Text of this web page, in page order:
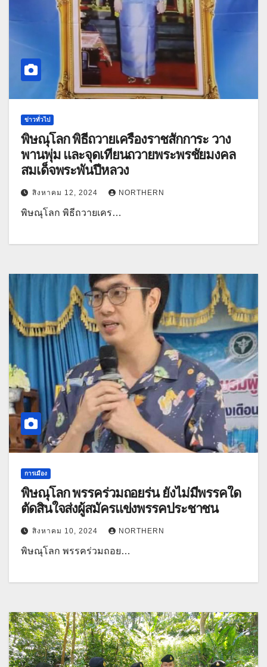
ข่าวทั่วไป
พิษณุโลก พิธีถวายเครื่องราชสักการะ วาง
พานพุ่ม และจุดเทียนถวายพระพรชัยมงคล
สมเด็จพระพันปีหลวง
สิงหาคม 12, 2024 NORTHERN
พิษณุโลก พิธีถวายเคร…
การเมือง
พิษณุโลก พรรคร่วมถอยร่น ยังไม่มีพรรคใด
ตัดสินใจส่งผู้สมัครแข่งพรรคประชาชน
สิงหาคม 10, 2024 NORTHERN
พิษณุโลก พรรคร่วมถอย…